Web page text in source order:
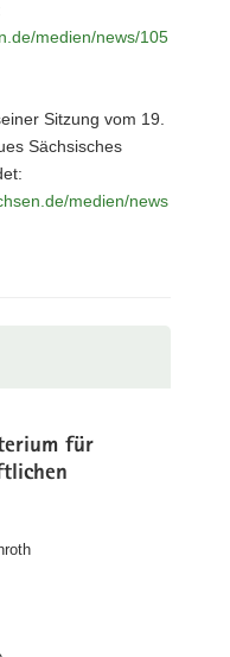
medien/news/105
Sitzung vom 19.
Sächsisches
medien/news
für